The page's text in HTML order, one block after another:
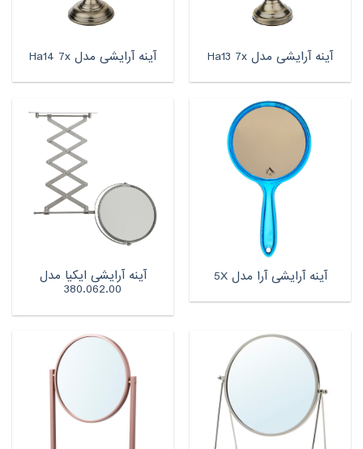
آینه آرایشى مدل Ha13 7x آینه آرایشى مدل Ha14 7x
آینه آرایشی آرا مدل 5X آینه آرایشی ایکیا مدل
380.062.00